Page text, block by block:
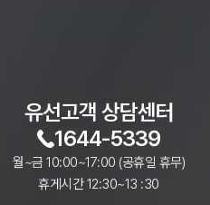
유선고객 상담센터
1644-5339
월~금 10:00~17:00 (공휴일 휴무)
휴게시간 12:30~13 :30